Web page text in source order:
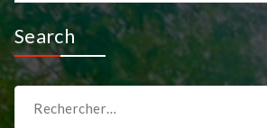
Search
pour :